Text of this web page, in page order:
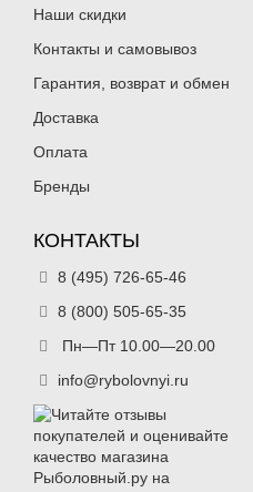
Наши скидки
Контакты и самовывоз
Гарантия, возврат и обмен
Доставка
Оплата
Бренды
КОНТАКТЫ
8 (495) 726-65-46
8 (800) 505-65-35
Пн—Пт 10.00—20.00
info@rybolovnyi.ru